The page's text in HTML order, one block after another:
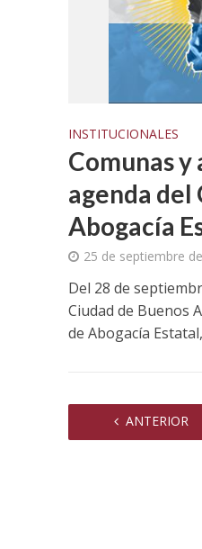
INSTITUCIONALES
Comunas y
agenda del
Abogacía
25 de septiembre
Del 28 de
Ciudad de Buenos
de Abogacía
ANTERIOR